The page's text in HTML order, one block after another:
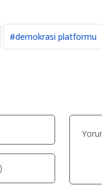
#demokrasi platformu